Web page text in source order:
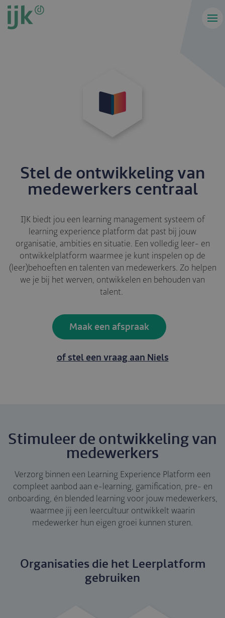
Overslaan
naar
Stel de ontwikkeling van
medewerkers centraal
IJK biedt jou een learning management systeem of
learning experience platform dat past bij jouw
organisatie, ambities en situatie. Een volledig leer- en
ontwikkelplatform waarmee je kunt inspelen op de
(leer)behoeften en talenten van medewerkers. Zo helpen
we je bij het werven, ontwikkelen en behouden van
talent.
Maak een afspraak
of stel een vraag aan Niels
Stimuleer de ontwikkeling van
medewerkers
Verzorg binnen een Learning Experience Platform een
compleet aanbod aan e-learning, gamification, pre- en
onboarding, én blended learning voor jouw medewerkers,
waarmee jij een leercultuur ontwikkelt waarin
medewerker hun eigen groei kunnen sturen.
Organisa­ties die het Leerplatform
gebruiken